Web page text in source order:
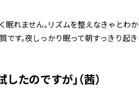
れません。リズムを整えなきゃとわ
す。夜しっかり眠って朝すっきり起
たのですが」（茜）